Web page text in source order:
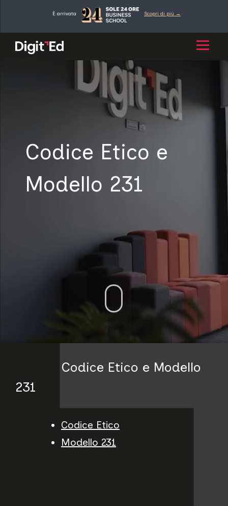
contenuto
È arrivata Scopri di più →
Codice Etico e
Modello 231
Codice Etico e Modello
231
Codice Etico
Modello 231